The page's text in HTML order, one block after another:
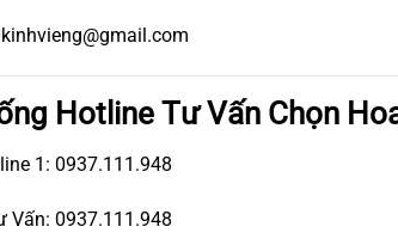
Hotline Tư Vấn Chọn
1: 0937.111.948
Vấn: 0937.111.948